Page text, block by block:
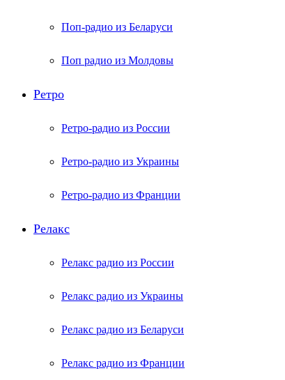
Поп-радио из Беларуси
Поп радио из Молдовы
Ретро
Ретро-радио из России
Ретро-радио из Украины
Ретро-радио из Франции
Релакс
Релакс радио из России
Релакс радио из Украины
Релакс радио из Беларуси
Релакс радио из Франции